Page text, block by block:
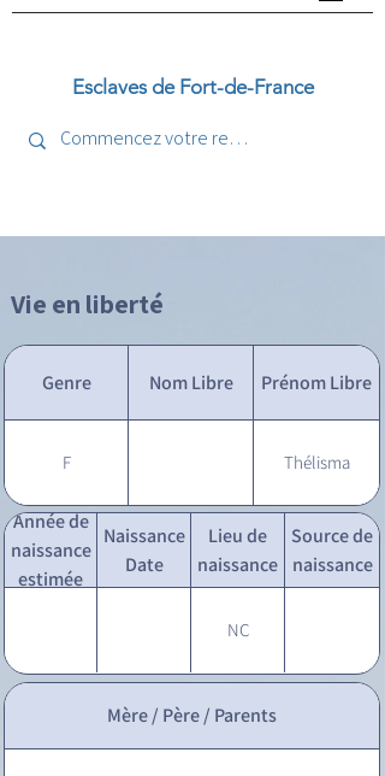
Esclaves de Fort-de-France
Vie en liberté
Genre Nom Libre Prénom Libre
F Thélisma
Année de
naissance
estimée
Naissance
Date
Lieu de
naissance
Source de
naissance
NC
Mère / Père / Parents